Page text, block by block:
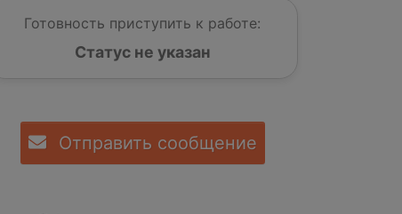
Готовность приступить к работе:
Статус не указан
Отправить сообщение